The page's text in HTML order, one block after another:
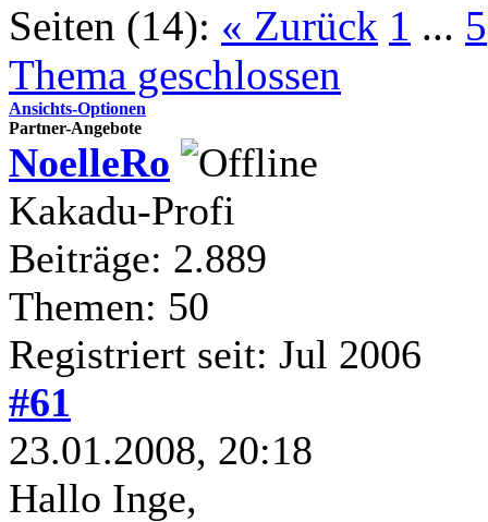
Seiten (14): « Zurück 1 ... 5
Thema geschlossen
Ansichts-Optionen
Partner-Angebote
NoelleRo
Kakadu-Profi
Beiträge: 2.889
Themen: 50
Registriert seit: Jul 2006
#61
23.01.2008, 20:18
Hallo Inge,